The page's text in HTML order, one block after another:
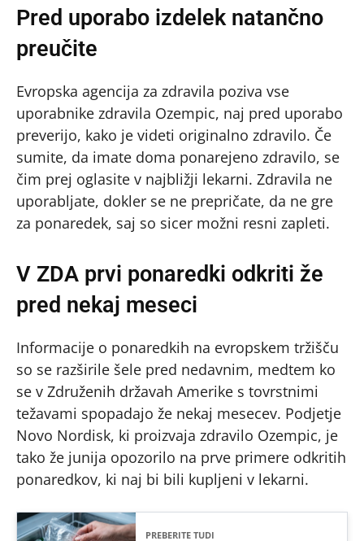
Pred uporabo izdelek natančno
preučite
Evropska agencija za zdravila poziva vse
uporabnike zdravila Ozempic, naj pred uporabo
preverijo, kako je videti originalno zdravilo. Če
sumite, da imate doma ponarejeno zdravilo, se
čim prej oglasite v najbližji lekarni. Zdravila ne
uporabljate, dokler se ne prepričate, da ne gre
za ponaredek, saj so sicer možni resni zapleti.
V ZDA prvi ponaredki odkriti že
pred nekaj meseci
Informacije o ponaredkih na evropskem tržišču
so se razširile šele pred nedavnim, medtem ko
se v Združenih državah Amerike s tovrstnimi
težavami spopadajo že nekaj mesecev. Podjetje
Novo Nordisk, ki proizvaja zdravilo Ozempic, je
tako že junija opozorilo na prve primere odkritih
ponaredkov, ki naj bi bili kupljeni v lekarni.
PREBERITE TUDI